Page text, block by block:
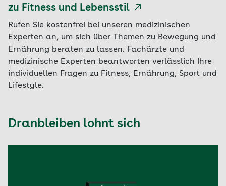
zu Fitness und Lebensstil
Rufen Sie kostenfrei bei unseren medizinischen
Experten an, um sich über Themen zu Bewegung und
Ernährung beraten zu lassen. Fachärzte und
medizinische Experten beantworten verlässlich Ihre
individuellen Fragen zu Fitness, Ernährung, Sport und
Lifestyle.
Dranbleiben lohnt sich